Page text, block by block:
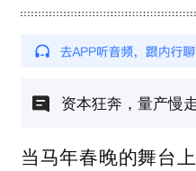
资本狂奔，量产慢
当马年春晚的舞台